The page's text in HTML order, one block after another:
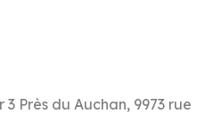
Près du Auchan, 9973 rue